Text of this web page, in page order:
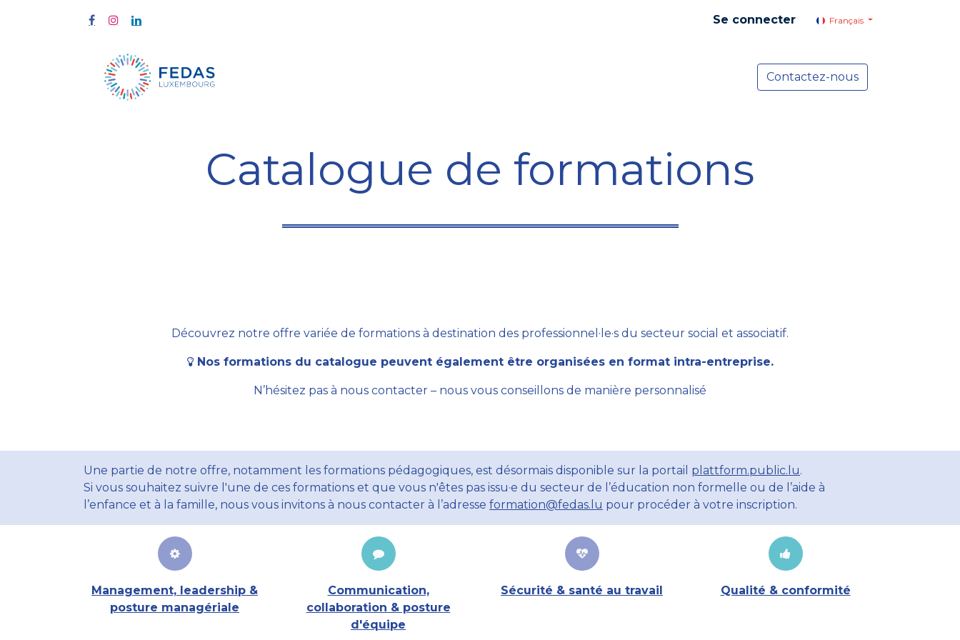
Se connecter Français
Actualités
Contactez-nous
Catalogue de formations
Découvrez notre offre variée de formations à destination des professionnel·le·s du secteur social et associatif.
Nos formations du catalogue peuvent également être organisées en format intra-entreprise.
N’hésitez pas à nous contacter – nous vous conseillons de manière personnalisé
Une partie de notre offre, notamment les formations pédagogiques, est désormais disponible sur la portail plattform.public.lu.
Si vous souhaitez suivre l'une de ces formations et que vous n'êtes pas issu·e du secteur de l’éducation non formelle ou de l’aide à
l’enfance et à la famille, nous vous invitons à nous contacter à l’adresse formation@fedas.lu pour procéder à votre inscription.
Management, leadership &
posture managériale
Communication,
collaboration & posture
d'équipe
Sécurité & santé au travail Qualité & conformité